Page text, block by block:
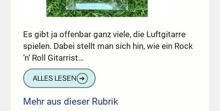
Es gibt ja offenbar ganz viele, die Luftgitarre
spielen. Dabei stellt man sich hin, wie ein Rock
’n‘ Roll Gitarrist…
ALLES LESEN ➔
Mehr aus dieser Rubrik